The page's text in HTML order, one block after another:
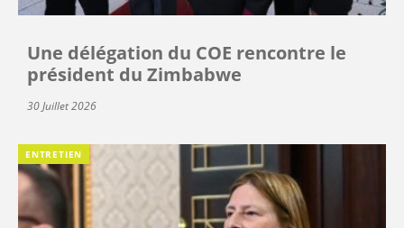
Une délégation du COE rencontre le
président du Zimbabwe
30 Juillet 2026
ENTRETIEN